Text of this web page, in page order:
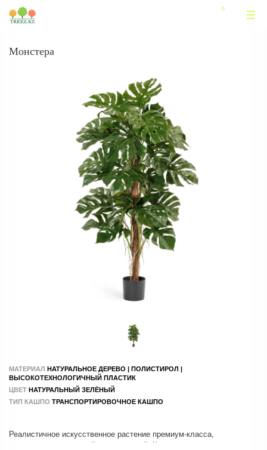
Монстера
МАТЕРИАЛ НАТУРАЛЬНОЕ ДЕРЕВО | ПОЛИСТИРОЛ |
ВЫСОКОТЕХНОЛОГИЧНЫЙ ПЛАСТИК
ЦВЕТ НАТУРАЛЬНЫЙ ЗЕЛЁНЫЙ
ТИП КАШПО ТРАНСПОРТИРОВОЧНОЕ КАШПО
Реалистичное искусственное растение премиум-класса,
выполненное с высокой детализацией. Крупные резные листья и